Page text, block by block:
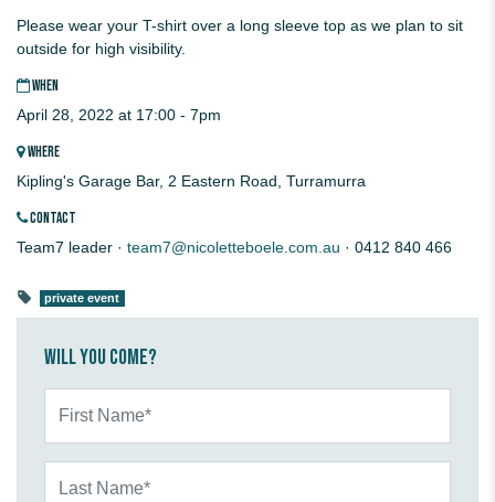
Please wear your T-shirt over a long sleeve top as we plan to sit
outside for high visibility.
WHEN
April 28, 2022 at 17:00 - 7pm
WHERE
Kipling's Garage Bar, 2 Eastern Road, Turramurra
CONTACT
Team7 leader · team7@nicoletteboele.com.au · 0412 840 466
private event
Will you come?